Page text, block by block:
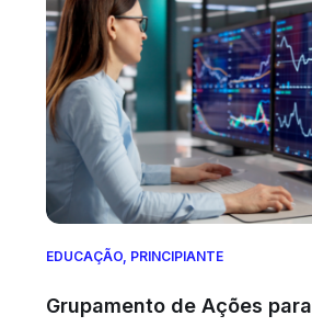
EDUCAÇÃO PRINCIPIANTE
Grupamento de Ações